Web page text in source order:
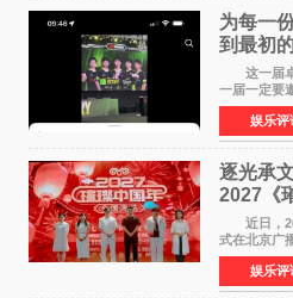
为每一
到最初
这一届卓
一届一定要
来到现场的
已经落下帷
竞社负责人
娱乐评
逐光承
2027《
作圆满
近日，
式在北京
华优秀传统
格、高质感
矢志不渝的
娱乐评